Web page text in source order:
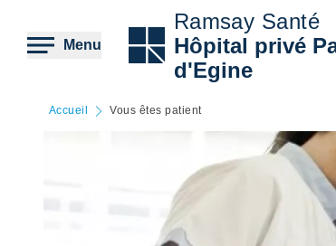
contenu
principal
Menu
Ramsay Santé
Hôpital privé
d'Egine
Accueil Vous êtes patient